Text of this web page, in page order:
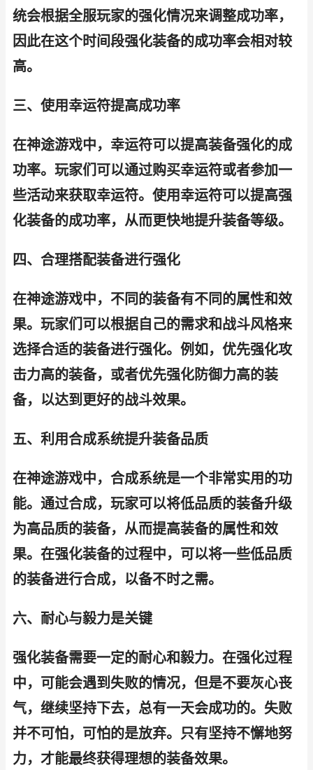
统会根据全服玩家的强化情况来调整成功率，
因此在这个时间段强化装备的成功率会相对较
高。
三、使用幸运符提高成功率
在神途游戏中，幸运符可以提高装备强化的成
功率。玩家们可以通过购买幸运符或者参加一
些活动来获取幸运符。使用幸运符可以提高强
化装备的成功率，从而更快地提升装备等级。
四、合理搭配装备进行强化
在神途游戏中，不同的装备有不同的属性和效
果。玩家们可以根据自己的需求和战斗风格来
选择合适的装备进行强化。例如，优先强化攻
击力高的装备，或者优先强化防御力高的装
备，以达到更好的战斗效果。
五、利用合成系统提升装备品质
在神途游戏中，合成系统是一个非常实用的功
能。通过合成，玩家可以将低品质的装备升级
为高品质的装备，从而提高装备的属性和效
果。在强化装备的过程中，可以将一些低品质
的装备进行合成，以备不时之需。
六、耐心与毅力是关键
强化装备需要一定的耐心和毅力。在强化过程
中，可能会遇到失败的情况，但是不要灰心丧
气，继续坚持下去，总有一天会成功的。失败
并不可怕，可怕的是放弃。只有坚持不懈地努
力，才能最终获得理想的装备效果。